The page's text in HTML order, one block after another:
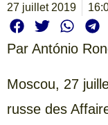
27 juillet 2019
Par António
Moscou, 27
russe des